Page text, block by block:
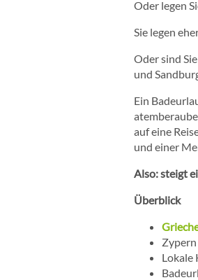
Oder legen
Sie legen
Oder sind
und
Ein
auf eine
und einer
Also: steigt
Überblick
Lokale